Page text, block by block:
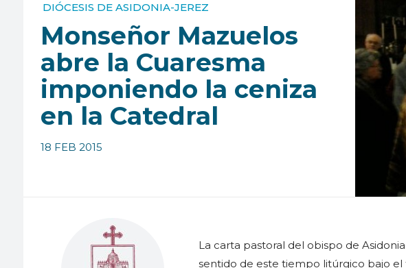
DIÓCESIS DE ASIDONIA-JEREZ
Monseñor Mazuelos
abre la Cuaresma
imponiendo la ceniza
en la Catedral
18 FEB 2015
La carta pastoral del obispo de
sentido de este tiempo litúrgico bajo el